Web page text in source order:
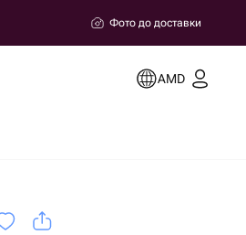
Фото до доставки
AMD